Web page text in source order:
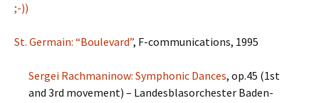
;-))
St. Germain: “Boulevard”, F-communications, 1995
Sergei Rachmaninow: Symphonic Dances, op.45 (1st
and 3rd movement) – Landesblasorchester Baden-